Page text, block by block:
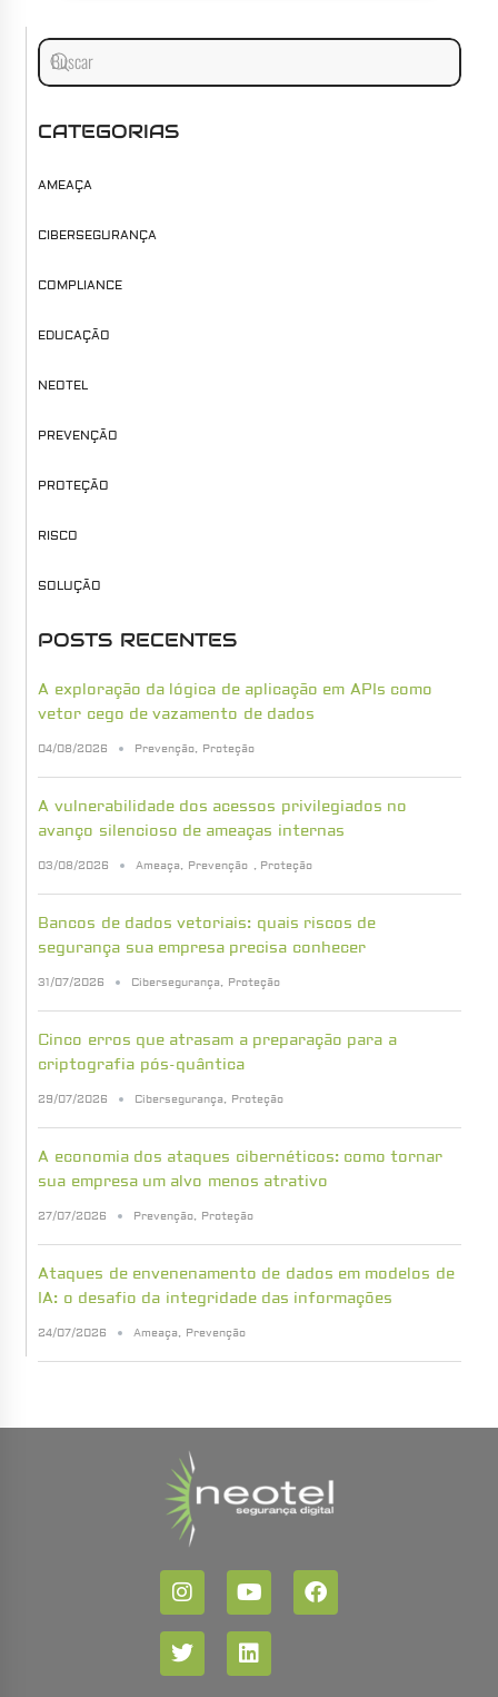
CATEGORIAS
AMEAÇA
CIBERSEGURANÇA
COMPLIANCE
EDUCAÇÃO
NEOTEL
PREVENÇÃO
PROTEÇÃO
RISCO
SOLUÇÃO
POSTS RECENTES
A exploração da lógica de aplicação em APIs como
vetor cego de vazamento de dados
04/08/2026 Prevenção, Proteção
A vulnerabilidade dos acessos privilegiados no
avanço silencioso de ameaças internas
03/08/2026 Ameaça, Prevenção , Proteção
Bancos de dados vetoriais: quais riscos de
segurança sua empresa precisa conhecer
31/07/2026 Cibersegurança, Proteção
Cinco erros que atrasam a preparação para a
criptografia pós-quântica
29/07/2026 Cibersegurança, Proteção
A economia dos ataques cibernéticos: como tornar
sua empresa um alvo menos atrativo
27/07/2026 Prevenção, Proteção
Ataques de envenenamento de dados em modelos de
IA: o desafio da integridade das informações
24/07/2026 Ameaça, Prevenção